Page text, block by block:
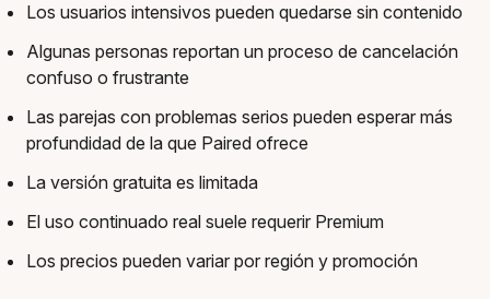
Los usuarios intensivos pueden quedarse sin contenido
Algunas personas reportan un proceso de cancelación
confuso o frustrante
Las parejas con problemas serios pueden esperar más
profundidad de la que Paired ofrece
La versión gratuita es limitada
El uso continuado real suele requerir Premium
Los precios pueden variar por región y promoción